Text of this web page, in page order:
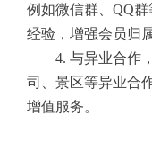
例如微信群、QQ
经验，增强会员归
4. 与异业合作
司、景区等异业合
增值服务。